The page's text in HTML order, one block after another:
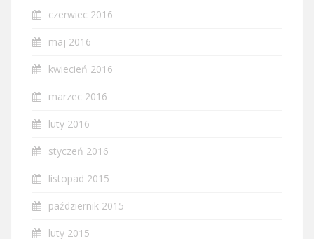
czerwiec 2016
maj 2016
kwiecień 2016
marzec 2016
luty 2016
styczeń 2016
listopad 2015
październik 2015
luty 2015